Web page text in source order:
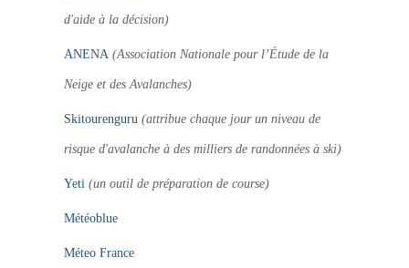
d'aide à la décision)
ANENA (Association Nationale pour l’Étude de la
Neige et des Avalanches)
Skitourenguru (attribue chaque jour un niveau de
risque d'avalanche à des milliers de randonnées à ski)
Yeti (un outil de préparation de course)
Météoblue
Méteo France